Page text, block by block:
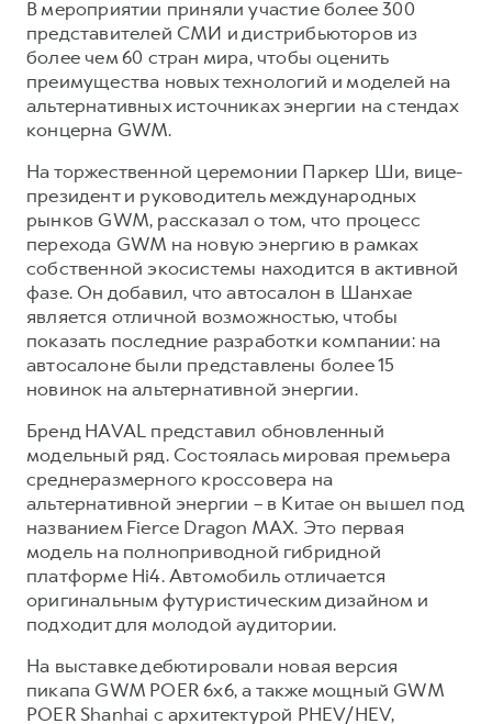
HAVAL Лизинг
АКСЕССУАРЫ HAVAL
Автомобильные аксессуары
Коллекция CITY
Коллекция Базовая
Коллекция Детская
АКСЕССУАРЫ HAVAL
Автомобильные аксессуары
Коллекция CITY
Коллекция Базовая
Коллекция Детская
В мероприятии приняли участие более 300
представителей СМИ и дистрибьюторов из
более чем 60 стран мира, чтобы оценить
преимущества новых технологий и моделей на
альтернативных источниках энергии на стендах
концерна GWM.
На торжественной церемонии Паркер Ши, вице-
президент и руководитель международных
рынков GWM, рассказал о том, что процесс
перехода GWM на новую энергию в рамках
собственной экосистемы находится в активной
фазе. Он добавил, что автосалон в Шанхае
является отличной возможностью, чтобы
показать последние разработки компании: на
автосалоне были представлены более 15
новинок на альтернативной энергии.
Бренд HAVAL представил обновленный
модельный ряд. Состоялась мировая премьера
среднеразмерного кроссовера на
альтернативной энергии – в Китае он вышел под
названием Fierce Dragon MAX. Это первая
модель на полноприводной гибридной
платформе Hi4. Автомобиль отличается
оригинальным футуристическим дизайном и
подходит для молодой аудитории.
На выставке дебютировали новая версия
пикапа GWM POER 6х6, а также мощный GWM
POER Shanhai с архитектурой PHEV/HEV,